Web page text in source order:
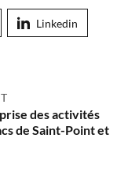
Linkedin
des activités
de Saint-Point et